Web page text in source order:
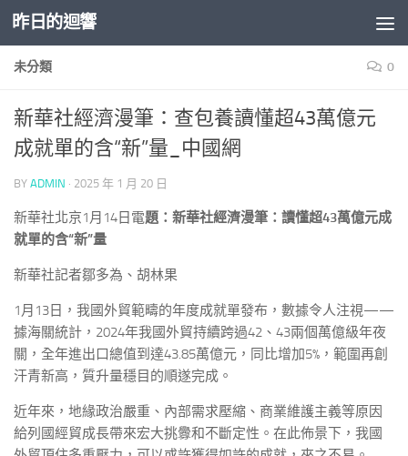
Skip to content
昨日的迴響
未分類 0
新華社經濟漫筆：查包養讀懂超43萬億元
成就單的含“新”量_中國網
BY ADMIN · 2025 年 1 月 20 日
新華社北京1月14日電題：新華社經濟漫筆：讀懂超43萬億元成
就單的含“新”量
新華社記者鄒多為、胡林果
1月13日，我國外貿範疇的年度成就單發布，數據令人注視——
據海關統計，2024年我國外貿持續跨過42、43兩個萬億級年夜
關，全年進出口總值到達43.85萬億元，同比增加5%，範圍再創
汗青新高，質升量穩目的順遂完成。
近年來，地緣政治嚴重、內部需求壓縮、商業維護主義等原因
給列國經貿成長帶來宏大挑釁和不斷定性。在此佈景下，我國